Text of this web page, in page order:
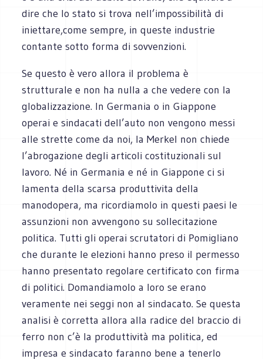
dire che lo stato si trova nell’impossibilità di
iniettare,come sempre, in queste industrie
contante sotto forma di sovvenzioni.
Se questo è vero allora il problema è
strutturale e non ha nulla a che vedere con la
globalizzazione. In Germania o in Giappone
operai e sindacati dell’auto non vengono messi
alle strette come da noi, la Merkel non chiede
l’abrogazione degli articoli costituzionali sul
lavoro. Né in Germania e né in Giappone ci si
lamenta della scarsa produttivita della
manodopera, ma ricordiamolo in questi paesi le
assunzioni non avvengono su sollecitazione
politica. Tutti gli operai scrutatori di Pomigliano
che durante le elezioni hanno preso il permesso
hanno presentato regolare certificato con firma
di politici. Domandiamolo a loro se erano
veramente nei seggi non al sindacato. Se questa
analisi è corretta allora alla radice del braccio di
ferro non c’è la produttività ma politica, ed
impresa e sindacato faranno bene a tenerlo